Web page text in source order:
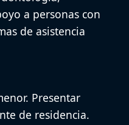
a personas con
de asistencia
Presentar
de residencia.